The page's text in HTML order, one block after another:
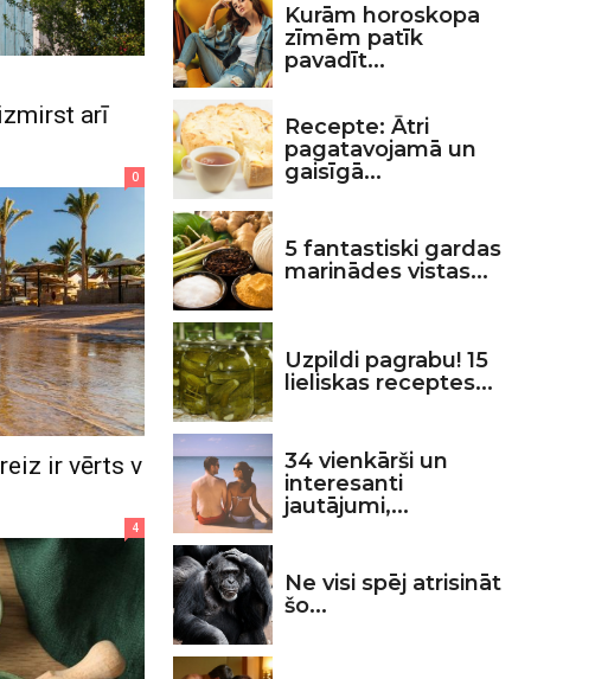
arī
0
ir vērts v
4
Kurām horoskopa
zīmēm patīk
pavadīt...
Recepte: Ātri
pagatavojamā un
gaisīgā...
5 fantastiski gardas
marinādes vistas...
Uzpildi pagrabu! 15
lieliskas receptes...
34 vienkārši un
interesanti
jautājumi,...
Ne visi spēj atrisināt
šo...